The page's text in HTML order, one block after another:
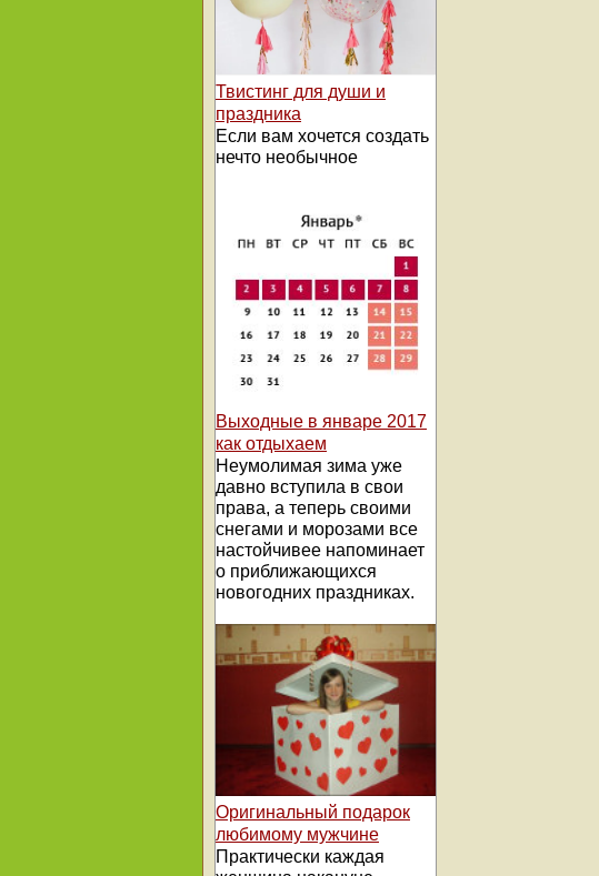
Твистинг для души и
праздника
Если вам хочется создать
нечто необычное
Выходные в январе 2017
как отдыхаем
Неумолимая зима уже
давно вступила в свои
права, а теперь своими
снегами и морозами все
настойчивее напоминает
о приближающихся
новогодних праздниках.
Оригинальный подарок
любимому мужчине
Практически каждая